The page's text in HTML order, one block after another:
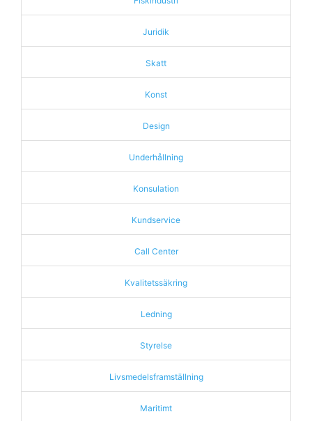
Juridik
Skatt
Konst
Design
Underhållning
Konsulation
Kundservice
Call Center
Kvalitetssäkring
Ledning
Styrelse
Livsmedelsframställning
Maritimt